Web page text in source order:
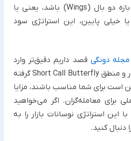
هنگام انقضا خارج از بازه دو بال (Wings) باشد، یعنی یا
خیلی پایین، این استراتژی سود
مجله دونگی قصد داریم دقیق‌تر وارد
جزئیات شویم: از ساختار و منطق Short Call Butterfly گرفته
است برای شما مناسب باشند، مزایا
برای معامله‌گران. اگر می‌خواهید
این استراتژی نوسانات بازار را به
دنبال کنید.